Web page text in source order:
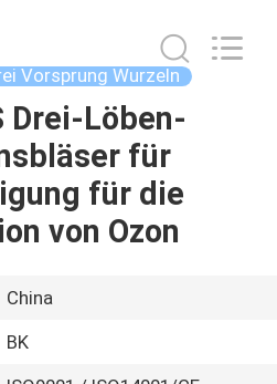
Vorsprung Wurzeln
Drei-Löben-
für
für die
von Ozon
China
BK